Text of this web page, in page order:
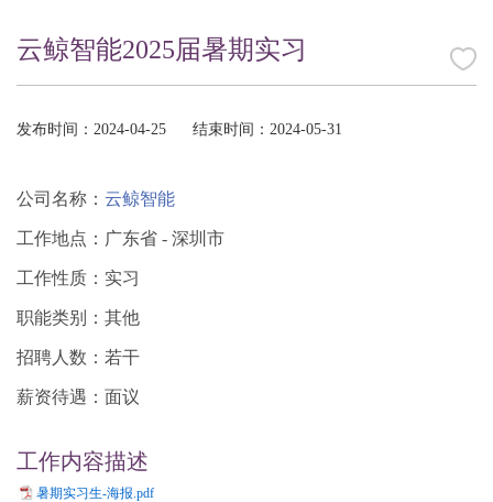
云鲸智能2025届暑期实习
发布时间：2024-04-25 结束时间：2024-05-31
公司名称： 云鲸智能
工作地点：广东省 - 深圳市
工作性质：实习
职能类别：其他
招聘人数：若干
薪资待遇：面议
工作内容描述
暑期实习生-海报.pdf